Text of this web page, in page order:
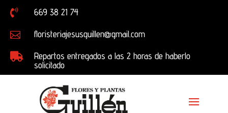
 669 38 21 74
 floristeriajesusguillen@gmail.com

Repartos entregados a las 2 horas de haberlo
solicitado